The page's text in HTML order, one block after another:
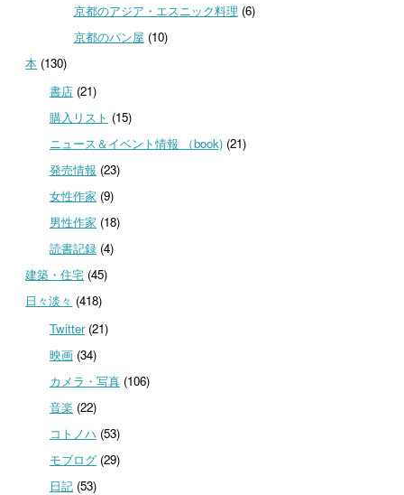
京都のアジア・エスニック料理 (6)
京都のパン屋 (10)
本 (130)
書店(21)
購入リスト (15)
ニュース＆イベント情報 （book)(21)
発売情報 (23)
女性作家 (9)
男性作家 (18)
読書記録(4)
建築・住宅 (45)
日々淡々 (418)
Twitter(21)
映画(34)
カメラ・写真(106)
音楽 (22)
コトノハ (53)
モブログ(29)
日記(53)